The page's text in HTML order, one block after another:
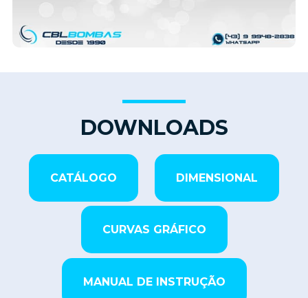
DOWNLOADS
CATÁLOGO DIMENSIONAL
CURVAS GRÁFICO
MANUAL DE INSTRUÇÃO